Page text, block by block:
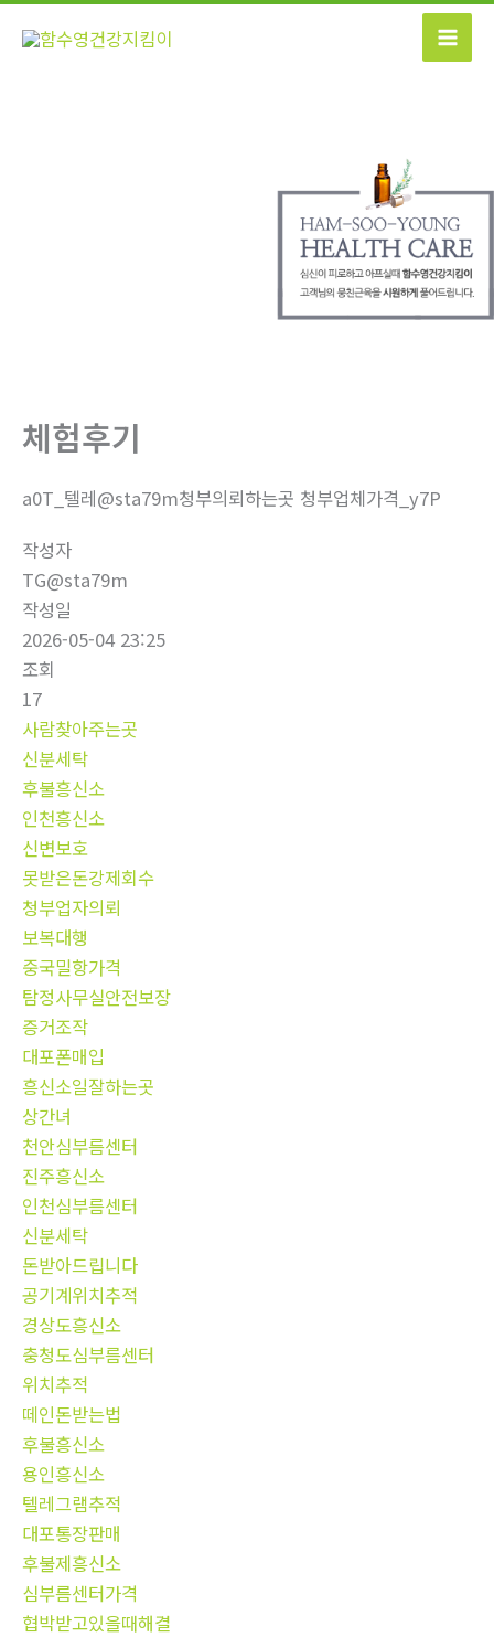
콘
체험후기
a0T_텔레@sta79m청부의뢰하는곳 청부업체가격_y7P
작성자
TG@sta79m
작성일
2026-05-04 23:25
조회
17
사람찾아주는곳
신분세탁
후불흥신소
인천흥신소
신변보호
못받은돈강제회수
청부업자의뢰
보복대행
중국밀항가격
탐정사무실안전보장
증거조작
대포폰매입
흥신소일잘하는곳
상간녀
천안심부름센터
진주흥신소
인천심부름센터
신분세탁
돈받아드립니다
공기계위치추적
경상도흥신소
충청도심부름센터
위치추적
떼인돈받는법
후불흥신소
용인흥신소
텔레그램추적
대포통장판매
후불제흥신소
심부름센터가격
협박받고있을때해결